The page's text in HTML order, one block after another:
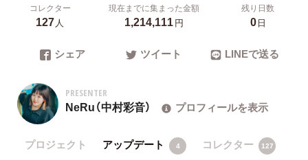
コレクター
127人
現在までに集まった金額
1,214,111円
残り日数
0日
シェア ツイート LINEで送る
PRESENTER
NeRu（中村彩音） プロフィールを表示
プロジェクト アップデート 4 コレクター 127